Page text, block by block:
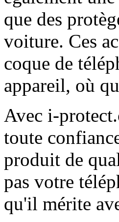
que des
voiture. Ces
coque de
appareil, où
Avec i-
toute
produit de
pas votre
qu'il mérite